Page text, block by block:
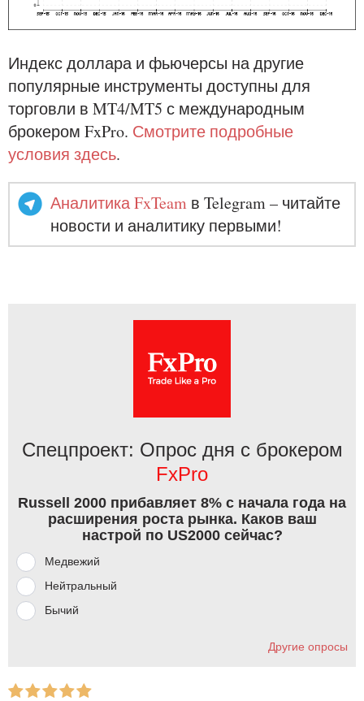
Индекс доллара и фьючерсы на другие
популярные инструменты доступны для
торговли в MT4/MT5 с международным
брокером FxPro. Смотрите подробные
условия здесь.
Аналитика FxTeam в Telegram – читайте
новости и аналитику первыми!
Спецпроект: Опрос дня с брокером
FxPro
Russell 2000 прибавляет 8% с начала года на
расширения роста рынка. Каков ваш
настрой по US2000 сейчас?
Медвежий
Нейтральный
Бычий
Другие опросы